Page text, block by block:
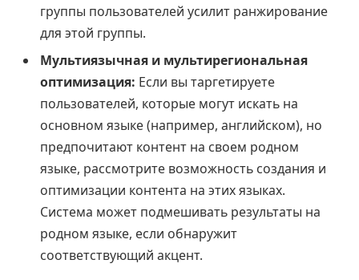
группы пользователей усилит ранжирование
для этой группы.
Мультиязычная и мультирегиональная
оптимизация: Если вы таргетируете
пользователей, которые могут искать на
основном языке (например, английском), но
предпочитают контент на своем родном
языке, рассмотрите возможность создания и
оптимизации контента на этих языках.
Система может подмешивать результаты на
родном языке, если обнаружит
соответствующий акцент.